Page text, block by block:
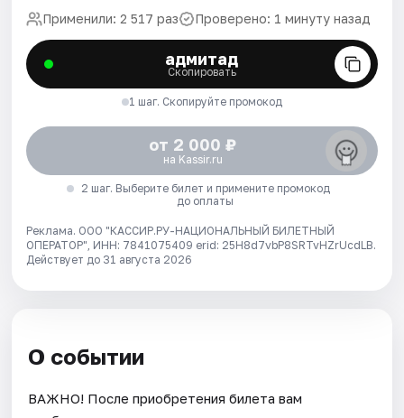
Применили: 2 517 раз Проверено: 1 минуту назад
адмитад
Скопировать
1 шаг. Скопируйте промокод
от 2 000 ₽
на Kassir.ru
2 шаг. Выберите билет и примените промокод
до оплаты
Реклама. ООО "КАССИР.РУ-НАЦИОНАЛЬНЫЙ БИЛЕТНЫЙ
ОПЕРАТОР", ИНН: 7841075409 erid: 25H8d7vbP8SRTvHZrUcdLB.
Действует до 31 августа 2026
О событии
ВАЖНО! После приобретения билета вам